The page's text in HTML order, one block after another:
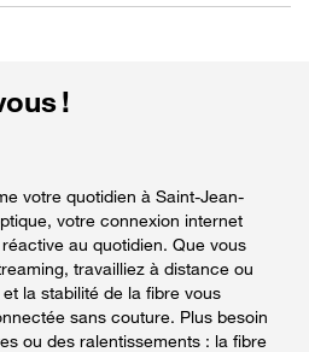
!
votre quotidien à Saint-Jean-
votre connexion internet
au quotidien. Que vous
travailliez à distance ou
la stabilité de la fibre vous
sans couture. Plus besoin
ou des ralentissements : la fibre